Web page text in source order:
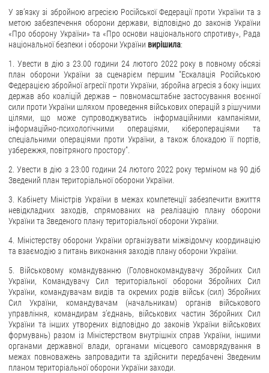
У зв’язку зі збройною агресією Російської Федерації проти України та з
метою забезпечення оборони держави, відповідно до законів України
«Про оборону України» та «Про основи національного спротиву», Рада
національної безпеки і оборони України вирішила:
1. Увести в дію з 23.00 години 24 лютого 2022 року в повному обсязі
план оборони України за сценарієм першим “Ескалація Російською
Федерацією збройної агресії проти України, збройна агресія з боку інших
держав або коаліцій держав – повномасштабне застосування воєнної
сили проти України шляхом проведення військових операцій з рішучими
цілями, що може супроводжуватись інформаційними кампаніями,
інформаційно-психологічними операціями, кіберопераціями та
спеціальними операціями проти України, а також блокадою її портів,
узбережжя, повітряного простору”.
2. Увести в дію з 23:00 години 24 лютого 2022 року терміном на 90 діб
Зведений план територіальної оборони України.
3. Кабінету Міністрів України в межах компетенції забезпечити вжиття
невідкладних заходів, спрямованих на реалізацію плану оборони
України та Зведеного плану територіальної оборони України.
4. Міністерству оборони України організувати міжвідомчу координацію
та взаємодію з питань виконання заходів плану оборони України.
5. Військовому командуванню (Головнокомандувачу Збройних Сил
України, Командувачу Сил територіальної оборони Збройних Сил
України, командувачам видів та окремих родів військ (сил) Збройних
Сил України, командувачам (начальникам) органів військового
управління, командирам з’єднань, військових частин Збройних Сил
України та інших утворених відповідно до законів України військових
формувань) разом із Міністерством внутрішніх справ України, іншими
органами державної влади, органами місцевого самоврядування в
межах повноважень запровадити та здійснити передбачені Зведеним
планом територіальної оборони України заходи.